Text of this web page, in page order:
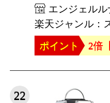
エンジェルル
楽天ジャンル：
ポイント
2倍
22